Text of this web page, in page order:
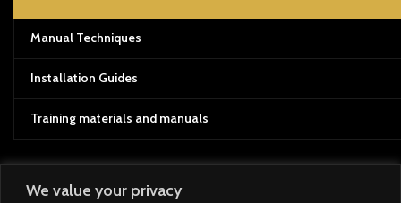
We value your privacy
Manual Techniques
Installation Guides
Training materials and manuals